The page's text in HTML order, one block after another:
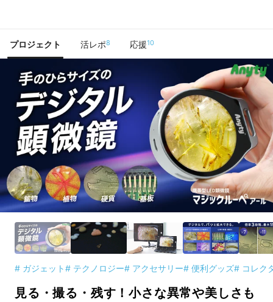
プロジェクト 活レポ8 応援10
# ガジェット# テクノロジー# アクセサリー# 便利グッズ# コレク
見る・撮る・残す！小さな異常や美しさも